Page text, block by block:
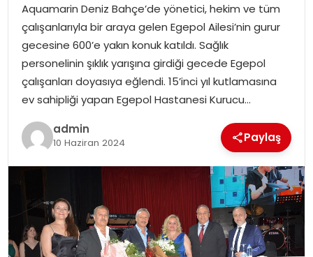
Aquamarin Deniz Bahçe’de yönetici, hekim ve tüm
çalışanlarıyla bir araya gelen Egepol Ailesi’nin gurur
gecesine 600’e yakın konuk katıldı. Sağlık
personelinin şıklık yarışına girdiği gecede Egepol
çalışanları doyasıya eğlendi. 15’inci yıl kutlamasına
ev sahipliği yapan Egepol Hastanesi Kurucu…
admin
10 Haziran 2024 Paylaş